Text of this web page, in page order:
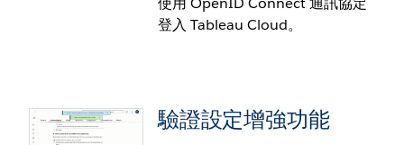
Tableau 提供經過增強的 MFA 驗證功能
協助使用者恢復存取權。
登入 Tableau Cloud。
驗證設定增強功能